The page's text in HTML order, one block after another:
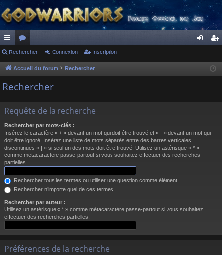
ac
co
ur
s
or
u
m
cri
Rechercher Connexion Inscription
Accueil du forum Rechercher
Rechercher
Requête de la recherche
Rechercher par mots-clés :
Insérez le caractère « + » devant un mot qui doit être trouvé et « - » devant un mot qui
doit être ignoré. Insérez une liste de mots séparés entre des barres verticales
discontinues « | » si seul un des mots doit être trouvé. Utilisez un astérisque « * »
comme métacaractère passe-partout si vous souhaitez effectuer des recherches
partielles.
Rechercher tous les termes ou utiliser une question comme élément
Rechercher n’importe quel de ces termes
Rechercher par auteur :
Utilisez un astérisque « * » comme métacaractère passe-partout si vous souhaitez
effectuer des recherches partielles.
Préférences de la recherche